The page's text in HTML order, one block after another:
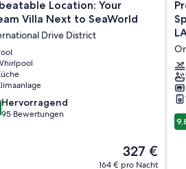
Location: Your
Villa Next to SeaWorld
Drive District
Hervorragend
95 Bewertungen
Der
Preis
327 €
164 € pro Nacht
2/
in
Springs
9.8